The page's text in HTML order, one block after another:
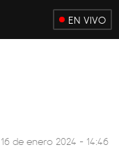
EN VIVO
16 de enero 2024 - 14:46